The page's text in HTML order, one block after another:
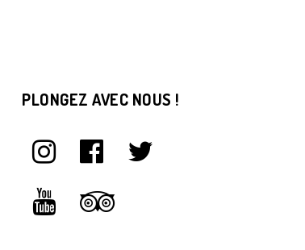
PLONGEZ AVEC NOUS !